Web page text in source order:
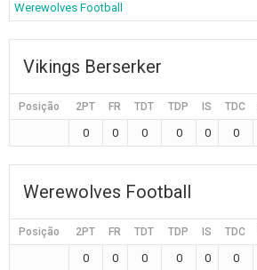
Werewolves Football
Vikings Berserker
Posição 2PT FR TDT TDP IS TDC
0 0 0 0 0 0
Werewolves Football
Posição 2PT FR TDT TDP IS TDC
0 0 0 0 0 0